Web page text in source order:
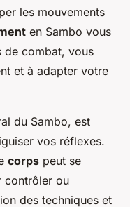
les mouvements
en Sambo vous
de combat, vous
et à adapter votre
du Sambo, est
vos réflexes.
corps peut se
contrôler ou
des techniques et